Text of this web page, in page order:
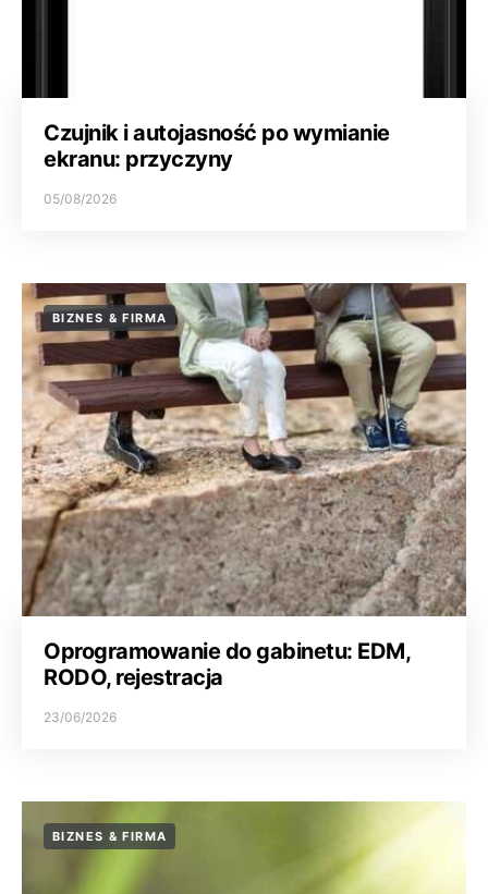
Czujnik i autojasność po wymianie
ekranu: przyczyny
05/08/2026
BIZNES & FIRMA
Oprogramowanie do gabinetu: EDM,
RODO, rejestracja
23/06/2026
BIZNES & FIRMA